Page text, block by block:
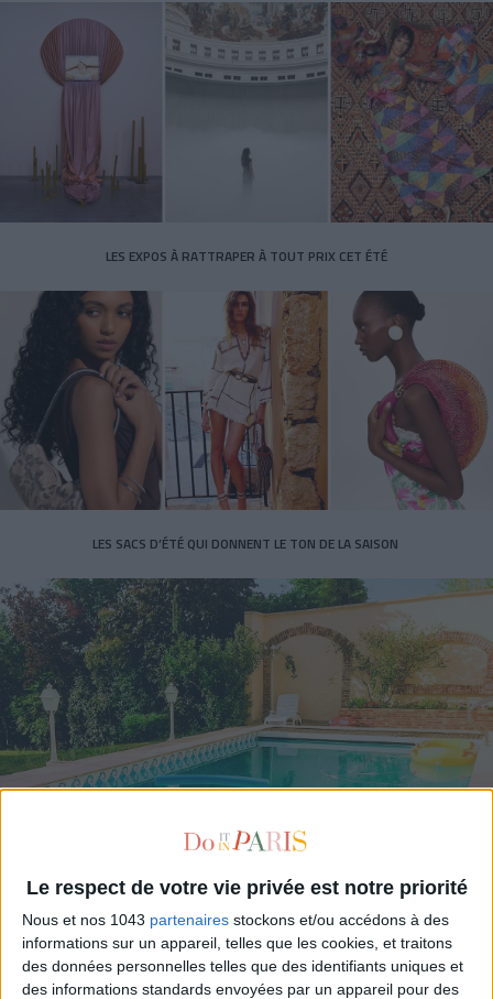
Le respect de votre vie privée est notre priorité
Nous et nos 1043 partenaires stockons et/ou accédons à des
informations sur un appareil, telles que les cookies, et traitons
des données personnelles telles que des identifiants uniques et
des informations standards envoyées par un appareil pour des
LES EXPOS À RATTRAPER À TOUT PRIX CET ÉTÉ
LES SACS D’ÉTÉ QUI DONNENT LE TON DE LA SAISON
CONNAISSEZ-VOUS LE AIRBNB DE LA PISCINE AUTOUR DE PARIS ?